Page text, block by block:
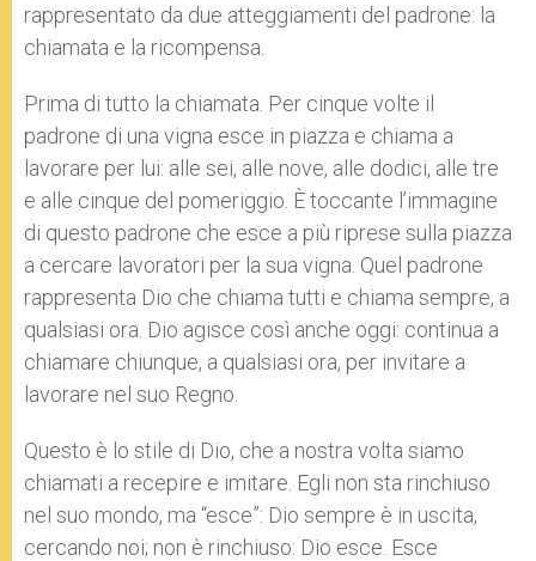
rappresentato da due atteggiamenti del padrone: la
chiamata e la ricompensa.
Prima di tutto la chiamata. Per cinque volte il
padrone di una vigna esce in piazza e chiama a
lavorare per lui: alle sei, alle nove, alle dodici, alle tre
e alle cinque del pomeriggio. È toccante l’immagine
di questo padrone che esce a più riprese sulla piazza
a cercare lavoratori per la sua vigna. Quel padrone
rappresenta Dio che chiama tutti e chiama sempre, a
qualsiasi ora. Dio agisce così anche oggi: continua a
chiamare chiunque, a qualsiasi ora, per invitare a
lavorare nel suo Regno.
Questo è lo stile di Dio, che a nostra volta siamo
chiamati a recepire e imitare. Egli non sta rinchiuso
nel suo mondo, ma “esce”: Dio sempre è in uscita,
cercando noi; non è rinchiuso: Dio esce. Esce